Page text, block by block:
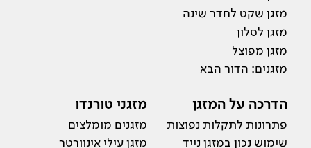
מזגן שקט לחדר שינה
מזגן לסלון
מזגן מפוצל
מזגנים: הדור הבא
הדרכה על המזגן
פתרונות לתקלות נפוצות
שימוש נכון במזגן נייד
מזגני טורנדו
מזגנים מומלצים
מזגן עילי אינוורטר